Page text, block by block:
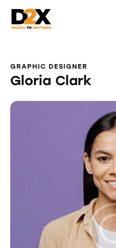
GRAPHIC DESIGNER
Gloria Clark